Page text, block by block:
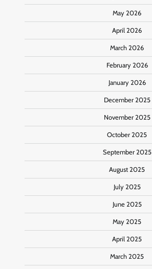
May 2026
April 2026
March 2026
February 2026
January 2026
December 2025
November 2025
October 2025
September 2025
August 2025
July 2025
June 2025
May 2025
April 2025
March 2025